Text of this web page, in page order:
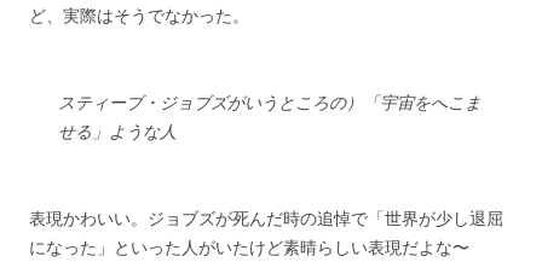
ど、実際はそうでなかった。
スティーブ・ジョブズがいうところの）「宇宙をへこま
せる」ような人
表現かわいい。ジョブズが死んだ時の追悼で「世界が少し退屈
になった」といった人がいたけど素晴らしい表現だよな〜